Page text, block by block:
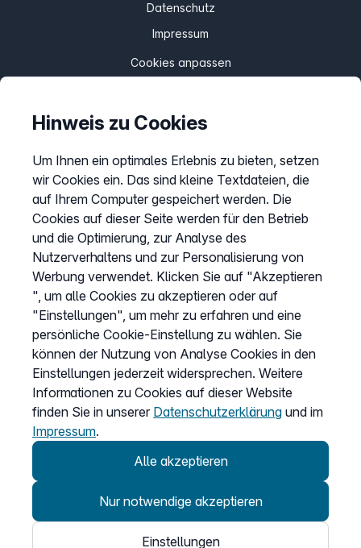
Datenschutz
Impressum
Cookies anpassen
Service
Hilfecenter
Webinare
Wissen & Ratgeber
Bandbreitengarantie
Verfügbarkeit prüfen
Barriere melden
Kündigung
Kundenportal Login
Vertrag widerrufen
Easybell-App
Anleitung
Hinweis zu Cookies
Um Ihnen ein optimales Erlebnis zu bieten, setzen
wir Cookies ein. Das sind kleine Textdateien, die
auf Ihrem Computer gespeichert werden. Die
Cookies auf dieser Seite werden für den Betrieb
und die Optimierung, zur Analyse des
Nutzerverhaltens und zur Personalisierung von
Werbung verwendet. Klicken Sie auf "Akzeptieren
", um alle Cookies zu akzeptieren oder auf
"Einstellungen", um mehr zu erfahren und eine
persönliche Cookie-Einstellung zu wählen. Sie
können der Nutzung von Analyse Cookies in den
Einstellungen jederzeit widersprechen. Weitere
Informationen zu Cookies auf dieser Website
finden Sie in unserer Datenschutzerklärung und im
Impressum.
Alle akzeptieren
Nur notwendige akzeptieren
Einstellungen